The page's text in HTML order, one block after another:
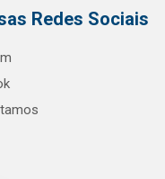
Redes Sociais